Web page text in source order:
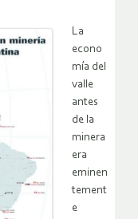
La
econo
mía del
valle
antes
de la
minera
era
eminen
tement
e